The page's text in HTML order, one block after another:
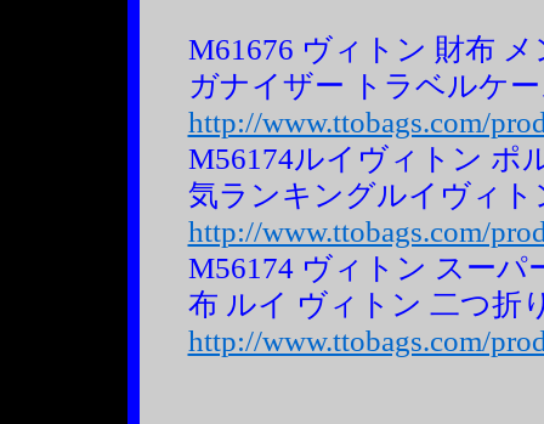
M61676 ヴィトン 財布
ガナイザー トラベルケ
http://www.ttobags.com/
M56174ルイヴィトン ポ
気ランキングルイヴィト
http://www.ttobags.com/
M56174 ヴィトン スー
布 ルイ ヴィトン 二つ折
http://www.ttobags.com/